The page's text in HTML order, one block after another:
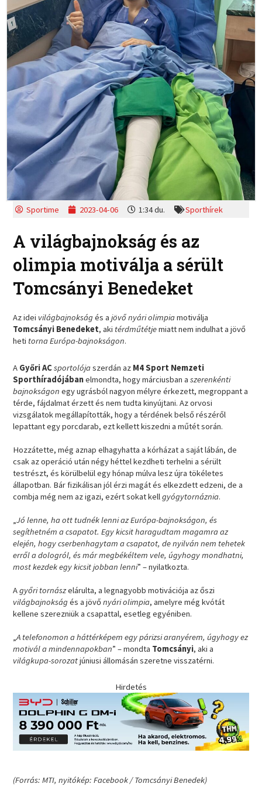
Sportime 2023-04-06 1:34 du. Sporthírek
A világbajnokság és az
olimpia motiválja a sérült
Tomcsányi Benedeket
Az idei világbajnokságés ajövő nyári olimpiamotiválja
Tomcsányi Benedeket, aki térdműtétjemiatt nem indulhat a jövő
heti torna Európa-bajnokságon.
A Győri ACsportolójaszerdán az M4 Sport Nemzeti
Sporthíradójábanelmondta, hogy márciusban aszerenkénti
bajnokságon egy ugrásból nagyon mélyre érkezett, megroppant a
térde, fájdalmat érzett és nem tudta kinyújtani. Az orvosi
vizsgálatok megállapították, hogy a térdének belső részéről
lepattant egy porcdarab, ezt kellett kiszedni a műtét során.
Hozzátette, még aznap elhagyhatta a kórházat a saját lábán, de
csak az operáció után négy héttel kezdheti terhelni a sérült
testrészt, és körülbelül egy hónap múlva lesz újra tökéletes
állapotban. Bár fizikálisan jól érzi magát és elkezdett edzeni, de a
combja még nem az igazi, ezért sokat kellgyógytornáznia.
„Jó lenne, ha ott tudnék lenni az Európa-bajnokságon, és
segíthetném a csapatot. Egy kicsit haragudtam magamra az
elején, hogy cserbenhagytam a csapatot, de nyilván nem tehetek
erről a dologról, és már megbékéltem vele, úgyhogy mondhatni,
most kezdek egy kicsit jobban lenni” – nyilatkozta.
Agyőri tornászelárulta, a legnagyobb motivációja az őszi
világbajnokságés a jövőnyári olimpia, amelyre még kvótát
kellene szerezniük a csapattal, esetleg egyéniben.
„A telefonomon a háttérképem egy párizsi aranyérem, úgyhogy ez
motivál a mindennapokban” – mondta Tomcsányi, aki a
világkupa-sorozatjúniusi állomásán szeretne visszatérni.
Hirdetés
(Forrás: MTI, nyitókép: Facebook / Tomcsányi Benedek)